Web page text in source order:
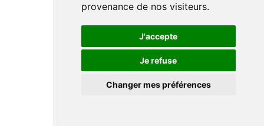
provenance de nos visiteurs.
J'accepte
Je refuse
Changer mes préférences